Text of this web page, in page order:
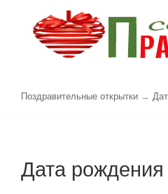
Поздравительные открытки →
Дата